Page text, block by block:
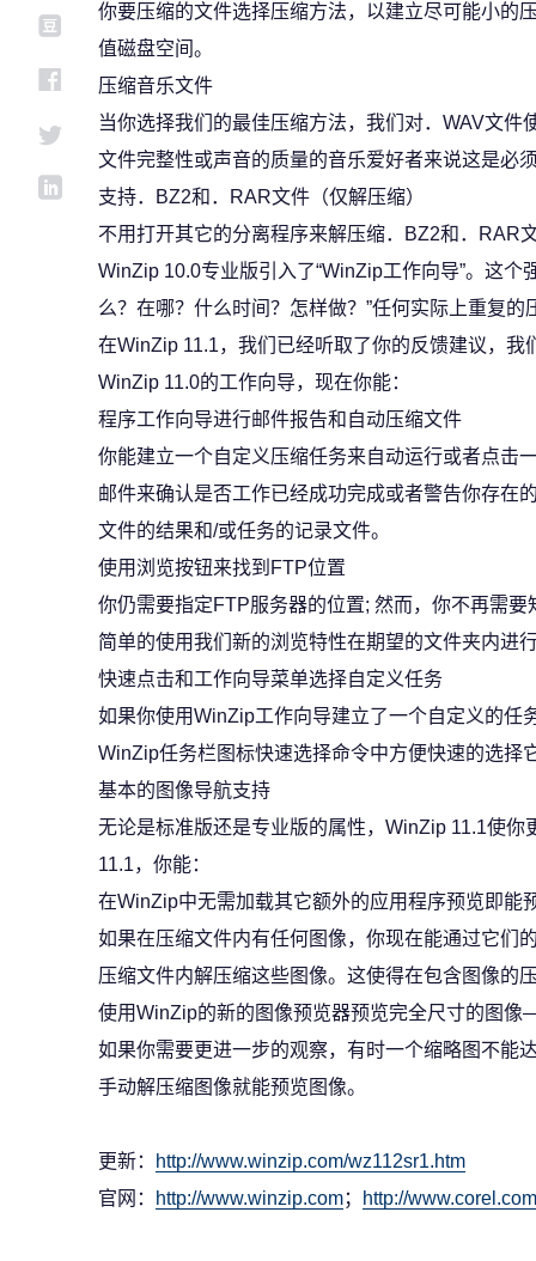
你要压缩的文件选择压缩方法，以建立尽可能小的
值磁盘空间。
压缩音乐文件
当你选择我们的最佳压缩方法，我们对．WAV文
文件完整性或声音的质量的音乐爱好者来说这是必
支持．BZ2和．RAR文件（仅解压缩）
不用打开其它的分离程序来解压缩．BZ2和．RAR
WinZip 10.0专业版引入了“WinZip工作向导”。这个
么？在哪？什么时间？怎样做？”任何实际上重复的
在WinZip 11.1，我们已经听取了你的反馈建议，我
WinZip 11.0的工作向导，现在你能：
程序工作向导进行邮件报告和自动压缩文件
你能建立一个自定义压缩任务来自动运行或者点击
邮件来确认是否工作已经成功完成或者警告你存在
文件的结果和/或任务的记录文件。
使用浏览按钮来找到FTP位置
你仍需要指定FTP服务器的位置; 然而，你不再需
简单的使用我们新的浏览特性在期望的文件夹内进
快速点击和工作向导菜单选择自定义任务
如果你使用WinZip工作向导建立了一个自定义的任
WinZip任务栏图标快速选择命令中方便快速的选择
基本的图像导航支持
无论是标准版还是专业版的属性，WinZip 11.1使
11.1，你能：
在WinZip中无需加载其它额外的应用程序预览即能
如果在压缩文件内有任何图像，你现在能通过它们
压缩文件内解压缩这些图像。这使得在包含图像的
使用WinZip的新的图像预览器预览完全尺寸的图
如果你需要更进一步的观察，有时一个缩略图不能
手动解压缩图像就能预览图像。
更新：
http://www.winzip.com/wz112sr1.htm
官网：
http://www.winzip.com； http://